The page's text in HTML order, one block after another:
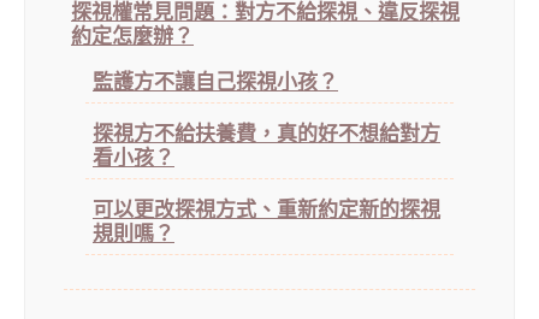
探視權常見問題：對方不給探視、違反探視
約定怎麼辦？
監護方不讓自己探視小孩？
探視方不給扶養費，真的好不想給對方
看小孩？
可以更改探視方式、重新約定新的探視
規則嗎？